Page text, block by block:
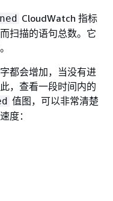
CloudWatch 指标
扫描的语句总数。它
都会增加，当没有进
，查看一段时间内的
值图，可以非常清楚
度：